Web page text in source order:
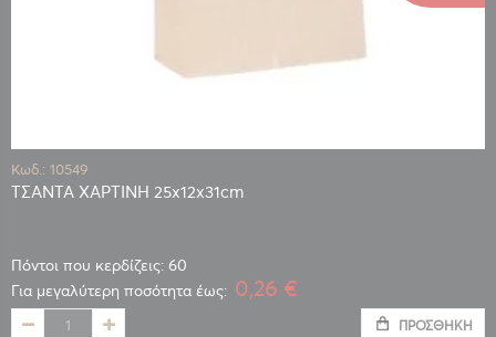
Κωδ.: 10549
ΤΣΑΝΤΑ ΧΑΡΤΙΝΗ 25x12x31cm
Πόντοι που κερδίζεις: 60
Για μεγαλύτερη ποσότητα έως: 0,26 €
ΠΡΟΣΘΉΚΗ